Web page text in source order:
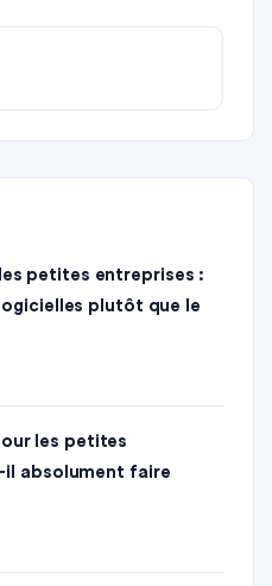
petites entreprises :
plutôt que le
les petites
il absolument faire